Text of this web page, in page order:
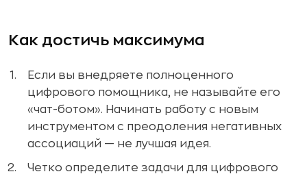
Как достичь максимума
Если вы внедряете полноценного
цифрового помощника, не называйте его
«чат-ботом». Начинать работу с новым
инструментом с преодоления негативных
ассоциаций — не лучшая идея.
Четко определите задачи для цифрового